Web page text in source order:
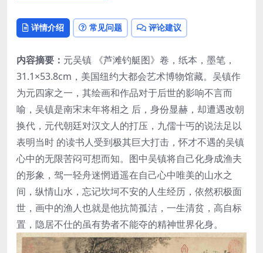
详情介绍 常见问题 评论建议
内容摘要： 元吴镇 《芦滩钓艇图》卷，纸本，墨笔，
31.1×53.8cm，美国纽约大都会艺术博物馆藏。吴镇作
为元四家之一，其绘画和作品对于后世的影响不言而
喻，吴镇是南宋末年将相之 后，身份显赫，却遭遇改朝
换代，元代朝廷对汉文人的打压，九儒十丐的说法足以
表明当时 的读书人受到极其巨大打击，怀才不遇的吴镇
心中的无限苦闷可想而知。图中吴镇将自己化身成渔夫
的形象，驾一轻舟迷惘逍遥在自己心中唯美的山水之
间，纵情山水，忘记坎坷不安的人生经历，依然积极面
世，画中的渔人也就是他抗简孤洁，一生清贫，高自标
置，隐居不仕的虽有势者不能夺的精神世界化身。